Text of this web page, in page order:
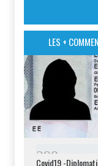
LES +
298
Covid19 -